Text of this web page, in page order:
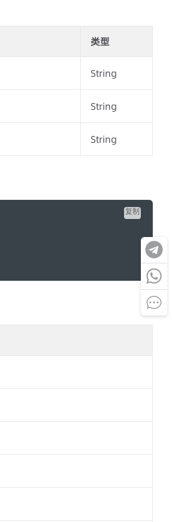
类型
String
String
String
复制